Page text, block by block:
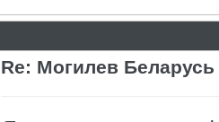
Re: Могилев Беларусь